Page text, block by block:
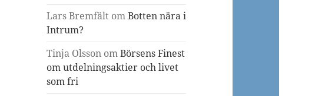
Lars Bremfält omBotten nära i
Intrum?
Tinja Olsson omBörsens Finest
om utdelningsaktier och livet
som fri